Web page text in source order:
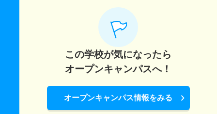
この学校が気になったら
オープンキャンパスへ！
オープンキャンパス情報をみる